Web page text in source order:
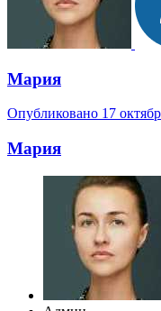
Мария
Опубликовано 17
Мария